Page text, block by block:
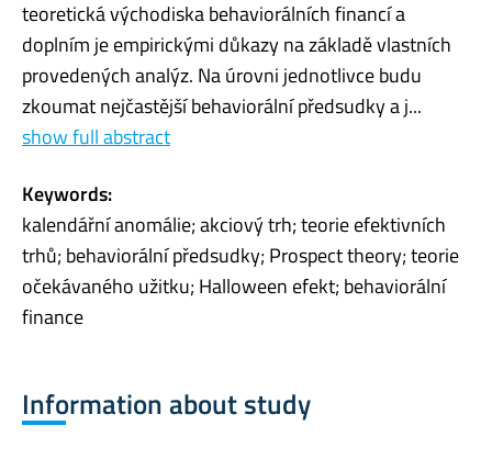
teoretická východiska behaviorálních financí a
doplním je empirickými důkazy na základě vlastních
provedených analýz. Na úrovni jednotlivce budu
zkoumat nejčastější behaviorální předsudky a j...
show full abstract
Keywords:
kalendářní anomálie; akciový trh; teorie efektivních
trhů; behaviorální předsudky; Prospect theory; teorie
očekávaného užitku; Halloween efekt; behaviorální
finance
Information about study